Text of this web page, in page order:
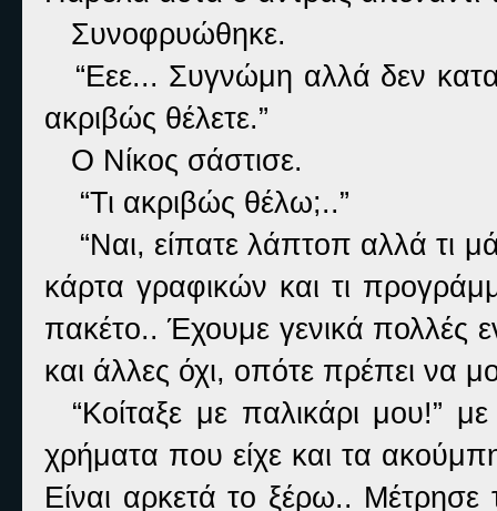
Συνοφρυώθηκε.
“Εεε... Συγνώμη αλλά δεν
ακριβώς θέλετε.”
Ο Νίκος σάστισε.
“Τι ακριβώς θέλω;..”
“Nαι, είπατε λάπτοπ αλλά τι
κάρτα γραφικών και τι
πακέτο.. Έχουμε γενικά πολλές
και άλλες όχι, οπότε πρέπει να
“Κοίταξε με παλικάρι μου!”
χρήματα που είχε και τα
Είναι αρκετά το ξέρω..